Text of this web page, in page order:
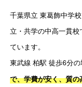
千葉県立 東葛飾中学
立・共学の中高一貫
ています。
東武線 柏駅 徒歩6分の
で、学費が安く、質